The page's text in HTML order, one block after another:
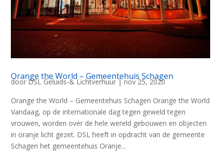
Orange the World – Gemeentehuis Schagen
doorDSL Geluids-& Lichtverhuur|nov 25, 2020
Orange the World – Gemeentehuis Schagen Orange the World
Vandaag, op de internationale dag tegen geweld tegen
vrouwen, worden over de hele wereld gebouwen en objecten
in oranje licht gezet. DSL heeft in opdracht van de gemeente
Schagen het gemeentehuis Oranje...